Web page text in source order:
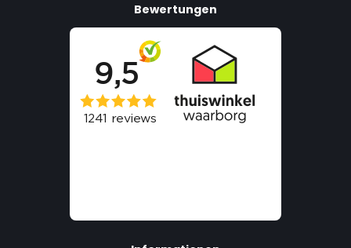
Bewertungen